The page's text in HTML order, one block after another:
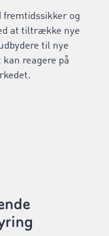
fremtidssikker og
at tiltrække nye
til nye
reagere på